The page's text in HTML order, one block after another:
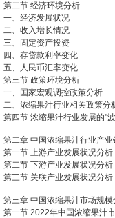
第二节 经济环境分析
一、经济发展状况
二、收入增长情况
三、固定资产投资
四、存贷款利率变化
五、人民币汇率变化
第三节 政策环境分析
一、国家宏观调控政策分析
二、浓缩果汁行业相关政策分
第四节 浓缩果汁行业发展的"
第二章 中国浓缩果汁行业产业
第一节 上游产业发展状况分析
第二节 下游产业发展状况分析
第三节 关联产业发展状况分析
第三章 中国浓缩果汁市场规模
第一节 2022年中国浓缩果汁